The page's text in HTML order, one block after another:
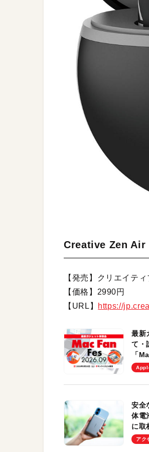
Creative Zen Air
【発売】クリエイテ
【価格】2990円
【URL】
https://
最新
て・
「
を、
安全
体電
に取
Pro
アク